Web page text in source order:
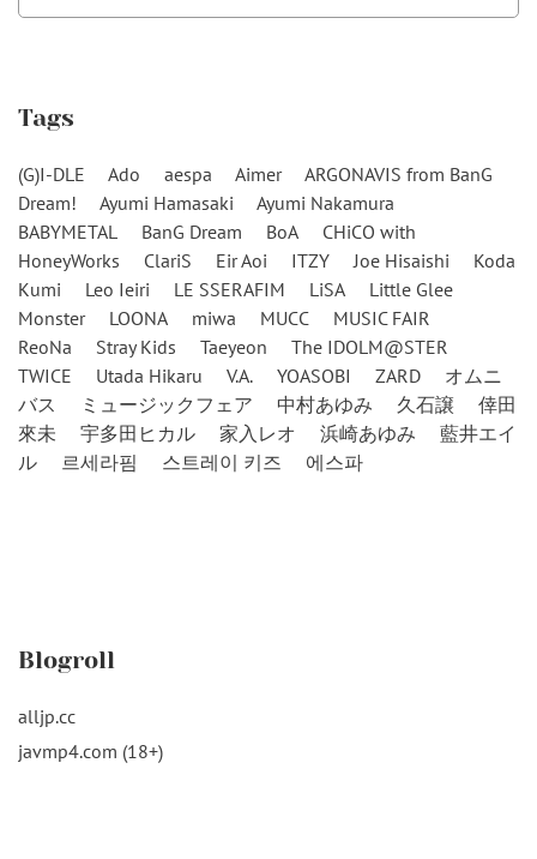
Tags
(G)I-DLE Ado aespa Aimer
ARGONAVIS from BanG
Dream!
Ayumi Hamasaki
Ayumi Nakamura
BABYMETAL
BanG Dream BoA
CHiCO with
HoneyWorks
ClariS Eir Aoi ITZY Joe Hisaishi
Koda
Kumi
Leo Ieiri LE SSERAFIM LiSA
Little Glee
Monster
LOONA miwa MUCC
MUSIC FAIR
ReoNa
Stray Kids Taeyeon
The IDOLM@STER
TWICE
Utada Hikaru V.A. YOASOBI ZARD
オムニ
バス
ミュージックフェア 中村あゆみ 久石譲
倖田
來未
宇多田ヒカル 家入レオ 浜崎あゆみ
藍井エイ
ル
르세라핌 스트레이 키즈 에스파
Blogroll
alljp.cc
javmp4.com (18+)